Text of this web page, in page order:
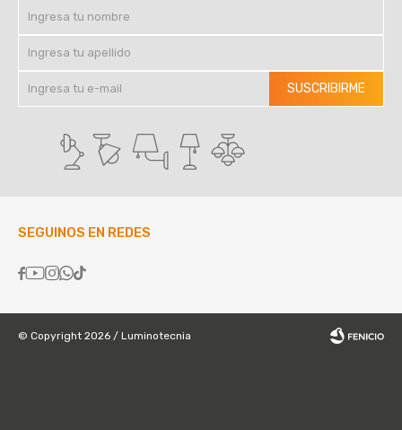
SUSCRIBIRME
SEGUINOS EN REDES

© Copyright 2026 / Luminotecnia